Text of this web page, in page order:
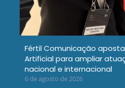
Fértil Comunicação
Artificial para ampliar
nacional e internacional
6 de agosto de 2026